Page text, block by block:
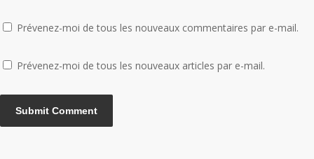
Prévenez-moi de tous les nouveaux commentaires par e-mail.
Prévenez-moi de tous les nouveaux articles par e-mail.